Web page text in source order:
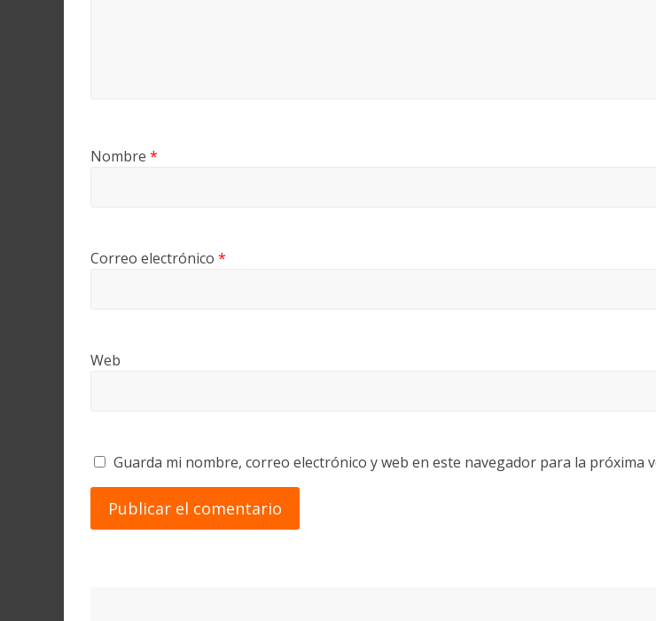
Nombre *
Correo electrónico *
Web
Guarda mi nombre, correo electrónico y web en este navegador para la próxima